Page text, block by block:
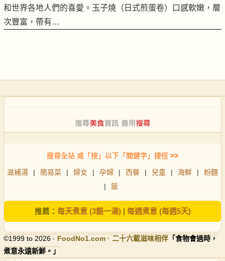
和世界各地人們的喜愛。玉子燒（日式煎蛋卷）口感軟嫩，層
次豐富，帶有…
搜尋全站 或「按」以下「關鍵字」捷徑 >>
滋補湯 | 簡易菜 | 婦女 | 孕婦 | 西餐 | 兒童 | 海鮮 |
粉麵
|
飯
推薦： 每天煮意 (3餸一湯)| 每週煮意 (每週5天)
©1999 to 2026 · FoodNo1.com · 二十六載滋味相伴 「食物會過時，
煮意永遠新鮮。」